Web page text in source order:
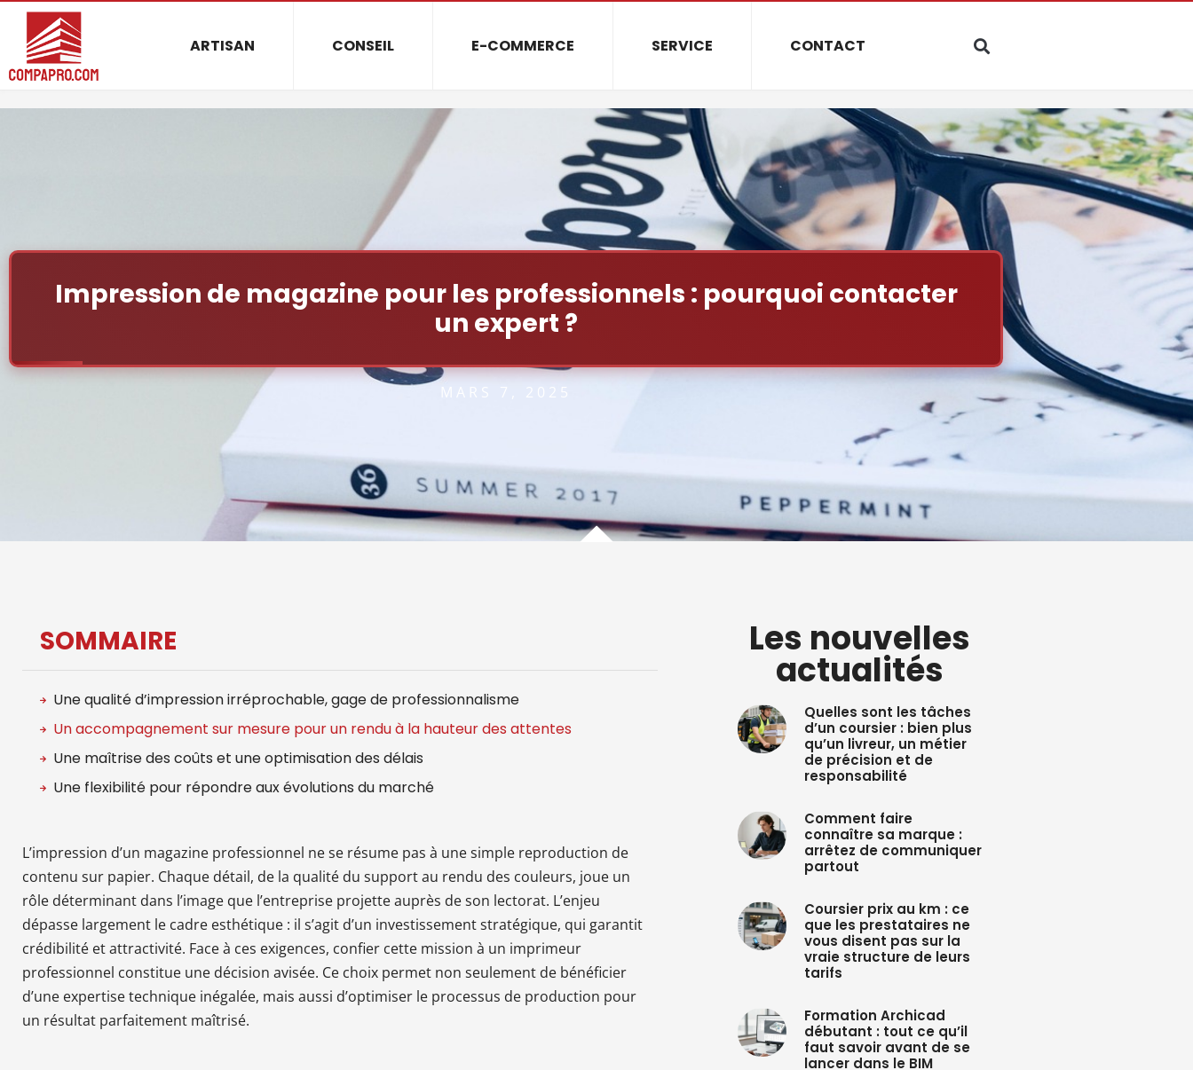
ARTISAN CONSEIL E-COMMERCE SERVICE CONTACT
Impression de magazine pour les professionnels : pourquoi contacter
un expert ?
MARS 7, 2025
SOMMAIRE
Une qualité d’impression irréprochable, gage de professionnalisme
Un accompagnement sur mesure pour un rendu à la hauteur des attentes
Une maîtrise des coûts et une optimisation des délais
Une flexibilité pour répondre aux évolutions du marché
L’impression d’un magazine professionnel ne se résume pas à une simple reproduction de
contenu sur papier. Chaque détail, de la qualité du support au rendu des couleurs, joue un
rôle déterminant dans l’image que l’entreprise projette auprès de son lectorat. L’enjeu
dépasse largement le cadre esthétique : il s’agit d’un investissement stratégique, qui garantit
crédibilité et attractivité. Face à ces exigences, confier cette mission à un imprimeur
professionnel constitue une décision avisée. Ce choix permet non seulement de bénéficier
d’une expertise technique inégalée, mais aussi d’optimiser le processus de production pour
un résultat parfaitement maîtrisé.
Les nouvelles
actualités
Quelles sont les tâches
d’un coursier : bien plus
qu’un livreur, un métier
de précision et de
responsabilité
Comment faire
connaître sa marque :
arrêtez de communiquer
partout
Coursier prix au km : ce
que les prestataires ne
vous disent pas sur la
vraie structure de leurs
tarifs
Formation Archicad
débutant : tout ce qu’il
faut savoir avant de se
lancer dans le BIM